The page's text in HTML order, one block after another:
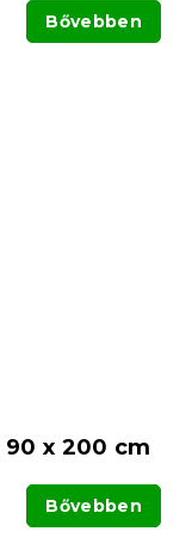
Bővebben
90 x 200 cm
Bővebben